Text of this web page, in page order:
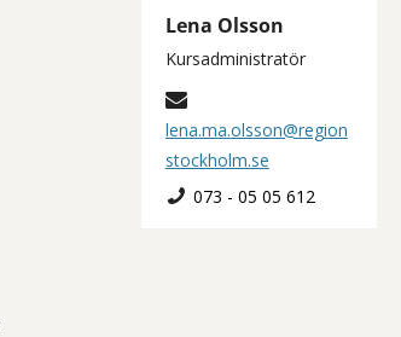
Lena Olsson
Kursadministratör
lena.ma.olsson@region
stockholm.se
073 - 05 05 612